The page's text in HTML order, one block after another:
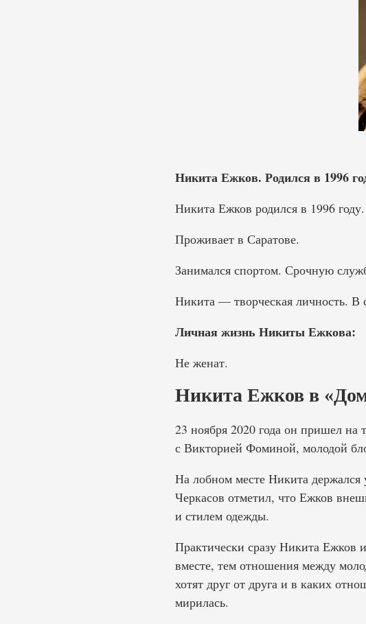
Никита Ежков. Родился в 1996
Никита Ежков родился в 1996 году.
Проживает в Саратове.
Занимался спортом. Срочную
Никита — творческая личность. В
Личная жизнь Никиты Ежкова:
Не женат.
Никита Ежков в
23 ноября 2020 года он пришел
с Викторией Фоминой, молодой
На лобном месте Никита
Черкасов отметил, что Ежков
и стилем одежды.
Практически сразу Никита
вместе, тем отношения между
хотят друг от друга и в каких
мирилась.